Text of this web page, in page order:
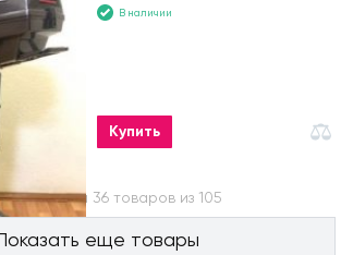
В наличии
Купить
36 товаров из 105
еще товары